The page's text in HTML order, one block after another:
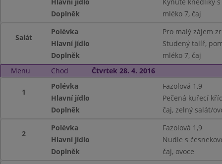
Doplněk
mléko 7, čaj
Salát
Polévka
Pro malý zájem
Hlavní jídlo
Studený talíř,
Doplněk
mléko 7, čaj
Menu
Chod Čtvrtek 28. 4. 2016
1
Polévka
Fazolová 1,9
Hlavní jídlo
Pečená kuřecí
Doplněk
čaj, zelný salát/
2
Polévka
Fazolová 1,9
Hlavní jídlo
Nudle s
Doplněk
čaj, ovoce